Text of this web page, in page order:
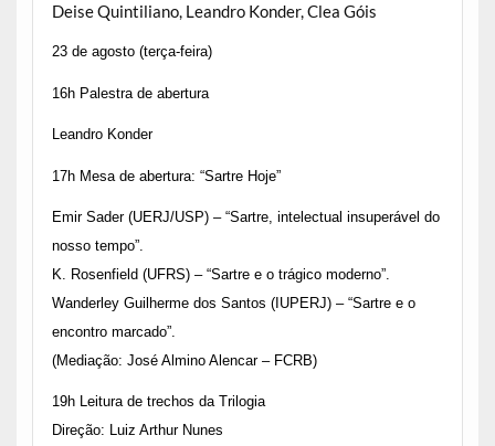
Deise Quintiliano, Leandro Konder, Clea Góis
23 de agosto (terça-feira)
16h Palestra de abertura
Leandro Konder
17h Mesa de abertura: “Sartre Hoje”
Emir Sader (UERJ/USP) – “Sartre, intelectual insuperável do
nosso tempo”.
K. Rosenfield (UFRS) – “Sartre e o trágico moderno”.
Wanderley Guilherme dos Santos (IUPERJ) – “Sartre e o
encontro marcado”.
(Mediação: José Almino Alencar – FCRB)
19h Leitura de trechos da Trilogia
Direção: Luiz Arthur Nunes